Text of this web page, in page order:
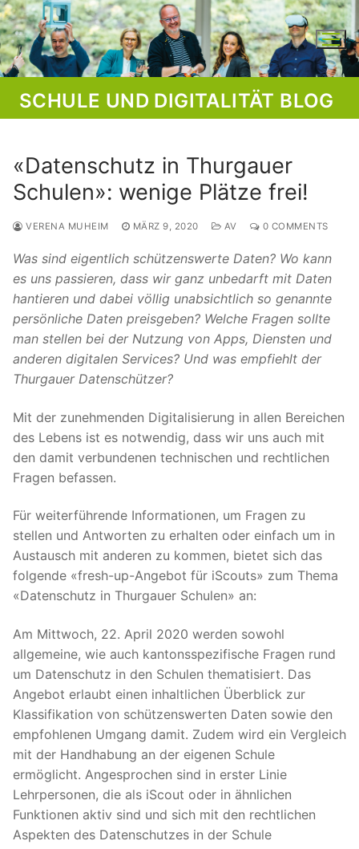
Skip
to
content
SCHULE UND DIGITALITÄT BLOG
«Datenschutz in Thurgauer
Schulen»: wenige Plätze frei!
VERENA MUHEIM MÄRZ 9, 2020 AV 0 COMMENTS
Was sind eigentlich schützenswerte Daten? Wo kann
es uns passieren, dass wir ganz unbedarft mit Daten
hantieren und dabei völlig unabsichtlich so genannte
persönliche Daten preisgeben? Welche Fragen sollte
man stellen bei der Nutzung von Apps, Diensten und
anderen digitalen Services? Und was empfiehlt der
Thurgauer Datenschützer?
Mit der zunehmenden Digitalisierung in allen Bereichen
des Lebens ist es notwendig, dass wir uns auch mit
den damit verbundenen technischen und rechtlichen
Fragen befassen.
Für weiterführende Informationen, um Fragen zu
stellen und Antworten zu erhalten oder einfach um in
Austausch mit anderen zu kommen, bietet sich das
folgende «fresh-up-Angebot für iScouts» zum Thema
«Datenschutz in Thurgauer Schulen» an:
Am Mittwoch, 22. April 2020 werden sowohl
allgemeine, wie auch kantonsspezifische Fragen rund
um Datenschutz in den Schulen thematisiert. Das
Angebot erlaubt einen inhaltlichen Überblick zur
Klassifikation von schützenswerten Daten sowie den
empfohlenen Umgang damit. Zudem wird ein Vergleich
mit der Handhabung an der eigenen Schule
ermöglicht. Angesprochen sind in erster Linie
Lehrpersonen, die als iScout oder in ähnlichen
Funktionen aktiv sind und sich mit den rechtlichen
Aspekten des Datenschutzes in der Schule